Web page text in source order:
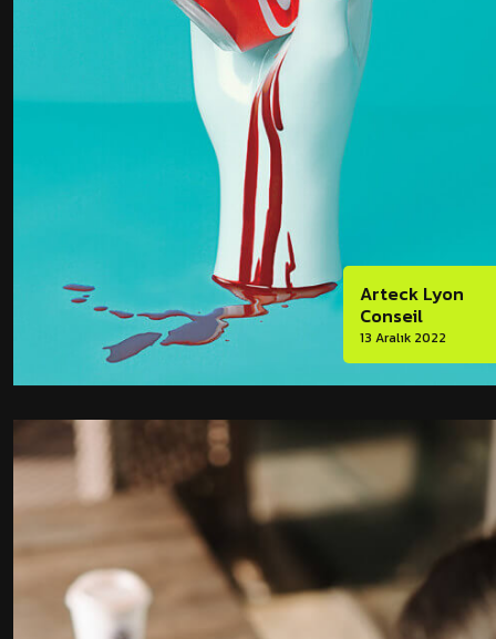
Arteck Lyon
Conseil
13 Aralık 2022